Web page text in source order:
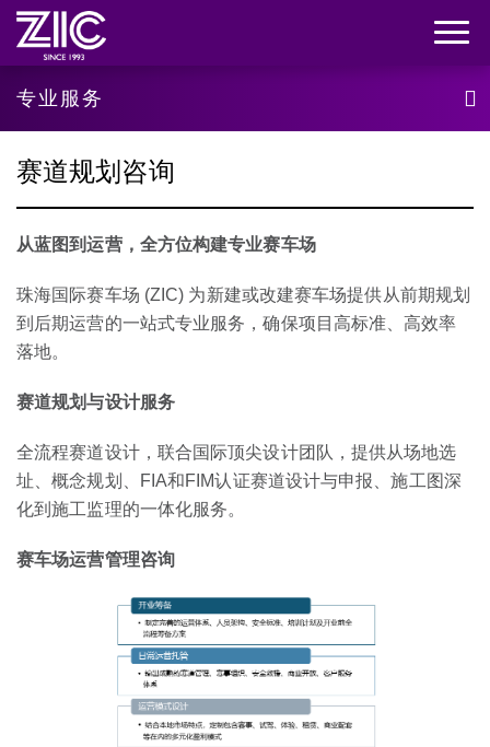
专业服务
赛道规划咨询
从蓝图到运营，全方位构建专业赛车场
珠海国际赛车场 (ZIC) 为新建或改建赛车场提供从前期规划
到后期运营的一站式专业服务，确保项目高标准、高效率
落地。
赛道规划与设计服务
全流程赛道设计，联合国际顶尖设计团队，提供从场地选
址、概念规划、FIA和FIM认证赛道设计与申报、施工图深
化到施工监理的一体化服务。
赛车场运营管理咨询